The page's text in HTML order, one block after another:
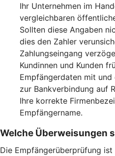
Ihr Unternehmen im
vergleichbaren
Sollten diese Angaben
dies den Zahler
Zahlungseingang
Kundinnen und Kunden
Empfängerdaten mit und
zur Bankverbindung auf
Ihre korrekte
Empfängername.
Welche Überweisungen
Die Empfängerüberprüfung